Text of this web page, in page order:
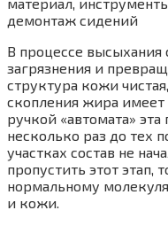
В процессе высыхания
загрязнения и
структура кожи
скопления жира имеет
ручкой «автомата»
несколько раз до тех
участках состав не
пропустить этот этап,
нормальному
и кожи.